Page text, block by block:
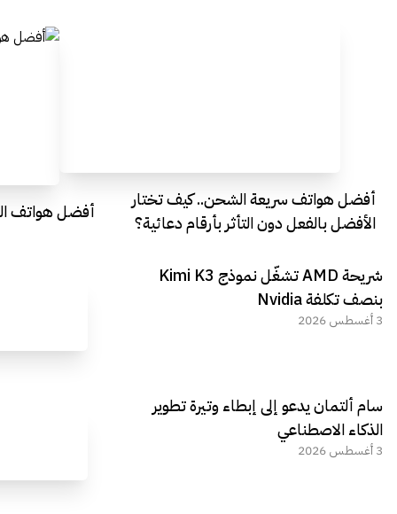
أفضل هواتف سريعة الشحن.. كيف تختار
الأفضل بالفعل دون التأثر بأرقام دعائية؟
أفضل هواتف
شريحة AMD تشغّل نموذج Kimi K3
بنصف تكلفة Nvidia
3 أغسطس 2026
سام ألتمان يدعو إلى إبطاء وتيرة تطوير
الذكاء الاصطناعي
3 أغسطس 2026